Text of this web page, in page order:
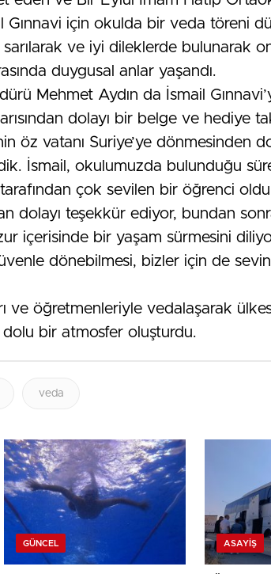
için okulda bir veda töreni
sarılarak ve iyi dileklerde bulunarak
duygusal anlar yaşandı.
Mehmet Aydın da İsmail
dolayı bir belge ve hediye
öz vatanı Suriye’ye dönmesinden
İsmail, okulumuzda bulunduğu
çok sevilen bir öğrenci
dolayı teşekkür ediyor, bundan
içerisinde bir yaşam sürmesini
dönebilmesi, bizler için de
ve öğretmenleriyle vedalaşarak
bir atmosfer oluşturdu.
veda
GÜNCEL ASAYIŞ